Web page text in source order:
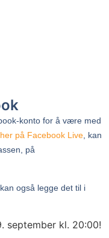
konto for å være med
her på Facebook Live , kan
på
også legge det til i
september kl. 20:00!